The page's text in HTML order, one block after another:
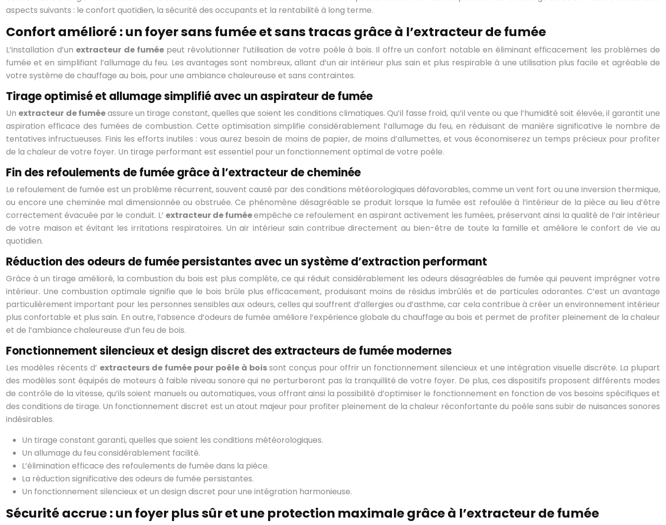
aspects suivants : le confort quotidien, la sécurité des occupants et la rentabilité à long terme.
Confort amélioré : un foyer sans fumée et sans tracas grâce à l’extracteur de fumée
L’installation d’un extracteur de fumée peut révolutionner l’utilisation de votre poêle à bois. Il offre un confort notable en éliminant efficacement les problèmes de
fumée et en simplifiant l’allumage du feu. Les avantages sont nombreux, allant d’un air intérieur plus sain et plus respirable à une utilisation plus facile et agréable de
votre système de chauffage au bois, pour une ambiance chaleureuse et sans contraintes.
Tirage optimisé et allumage simplifié avec un aspirateur de fumée
Un extracteur de fuméeassure un tirage constant, quelles que soient les conditions climatiques. Qu’il fasse froid, qu’il vente ou que l’humidité soit élevée, il garantit une
aspiration efficace des fumées de combustion. Cette optimisation simplifie considérablement l’allumage du feu, en réduisant de manière significative le nombre de
tentatives infructueuses. Finis les efforts inutiles : vous aurez besoin de moins de papier, de moins d’allumettes, et vous économiserez un temps précieux pour profiter
de la chaleur de votre foyer. Un tirage performant est essentiel pour un fonctionnement optimal de votre poêle.
Fin des refoulements de fumée grâce à l’extracteur de cheminée
Le refoulement de fumée est un problème récurrent, souvent causé par des conditions météorologiques défavorables, comme un vent fort ou une inversion thermique,
ou encore une cheminée mal dimensionnée ou obstruée. Ce phénomène désagréable se produit lorsque la fumée est refoulée à l’intérieur de la pièce au lieu d’être
correctement évacuée par le conduit. L’ extracteur de fuméeempêche ce refoulement en aspirant activement les fumées, préservant ainsi la qualité de l’air intérieur
de votre maison et évitant les irritations respiratoires. Un air intérieur sain contribue directement au bien-être de toute la famille et améliore le confort de vie au
quotidien.
Réduction des odeurs de fumée persistantes avec un système d’extraction performant
Grâce à un tirage amélioré, la combustion du bois est plus complète, ce qui réduit considérablement les odeurs désagréables de fumée qui peuvent imprégner votre
intérieur. Une combustion optimale signifie que le bois brûle plus efficacement, produisant moins de résidus imbrûlés et de particules odorantes. C’est un avantage
particulièrement important pour les personnes sensibles aux odeurs, celles qui souffrent d’allergies ou d’asthme, car cela contribue à créer un environnement intérieur
plus confortable et plus sain. En outre, l’absence d’odeurs de fumée améliore l’expérience globale du chauffage au bois et permet de profiter pleinement de la chaleur
et de l’ambiance chaleureuse d’un feu de bois.
Fonctionnement silencieux et design discret des extracteurs de fumée modernes
Les modèles récents d’ extracteurs de fumée pour poêle à boissont conçus pour offrir un fonctionnement silencieux et une intégration visuelle discrète. La plupart
des modèles sont équipés de moteurs à faible niveau sonore qui ne perturberont pas la tranquillité de votre foyer. De plus, ces dispositifs proposent différents modes
de contrôle de la vitesse, qu’ils soient manuels ou automatiques, vous offrant ainsi la possibilité d’optimiser le fonctionnement en fonction de vos besoins spécifiques et
des conditions de tirage. Un fonctionnement discret est un atout majeur pour profiter pleinement de la chaleur réconfortante du poêle sans subir de nuisances sonores
indésirables.
Un tirage constant garanti, quelles que soient les conditions météorologiques.
Un allumage du feu considérablement facilité.
L’élimination efficace des refoulements de fumée dans la pièce.
La réduction significative des odeurs de fumée persistantes.
Un fonctionnement silencieux et un design discret pour une intégration harmonieuse.
Sécurité accrue : un foyer plus sûr et une protection maximale grâce à l’extracteur de fumée